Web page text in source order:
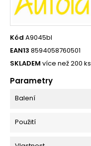
Kód A9045bl
EAN13 8594058760501
SKLADEM více než 200 ks
Parametry
Balení
Použití